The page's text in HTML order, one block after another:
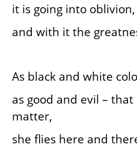
it is going into oblivion,
and with it the
As black and white
as good and evil –
matter,
she flies here and